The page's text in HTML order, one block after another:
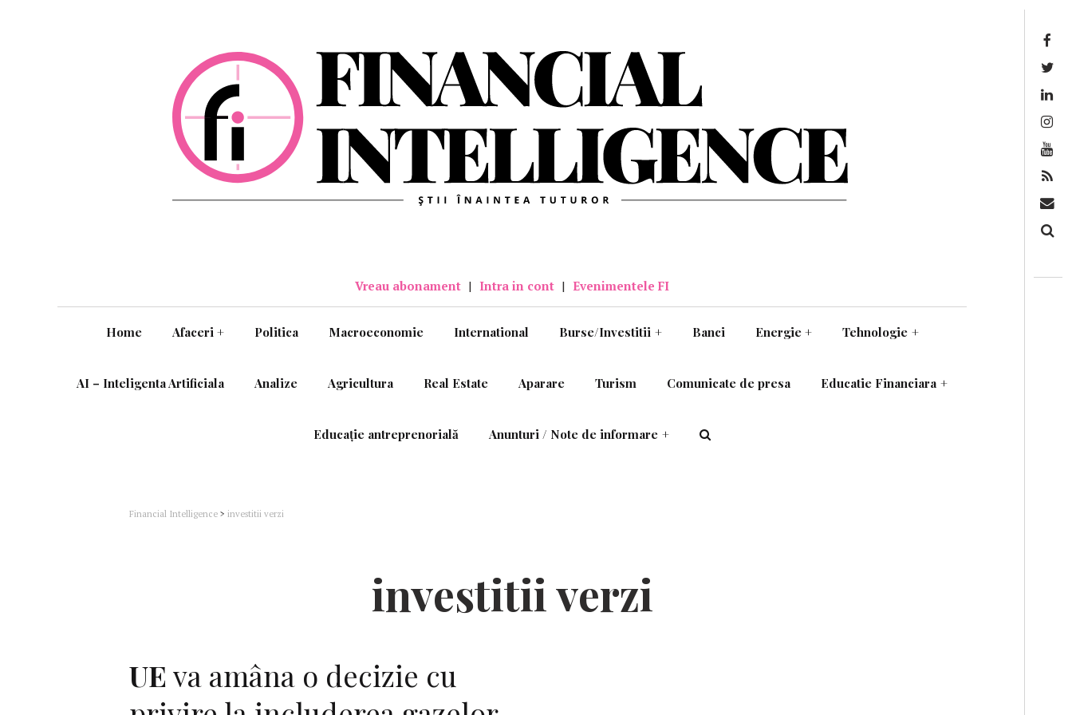
Vreau abonament | Intra in cont | Evenimentele FI
Home Afaceri + Politica Macroeconomie International Burse/Investitii + Banci Energie + Tehnologie +
AI – Inteligenta Artificiala Analize Agricultura Real Estate Aparare Turism Comunicate de presa Educatie Financiara +
Educație antreprenorială Anunturi / Note de informare +
Financial Intelligence > investitii verzi
investitii verzi
UEva amâna o decizie cu